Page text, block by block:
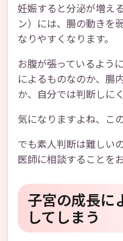
妊娠すると分泌が増え
ン）には、腸の動きを
なりやすくなります。
お腹が張っているよう
によるものなのか、腸
か、自分では判断しに
気になりますよね、こ
でも素人判断は難しい
医師に相談することを
子宮の成長に
してしまう